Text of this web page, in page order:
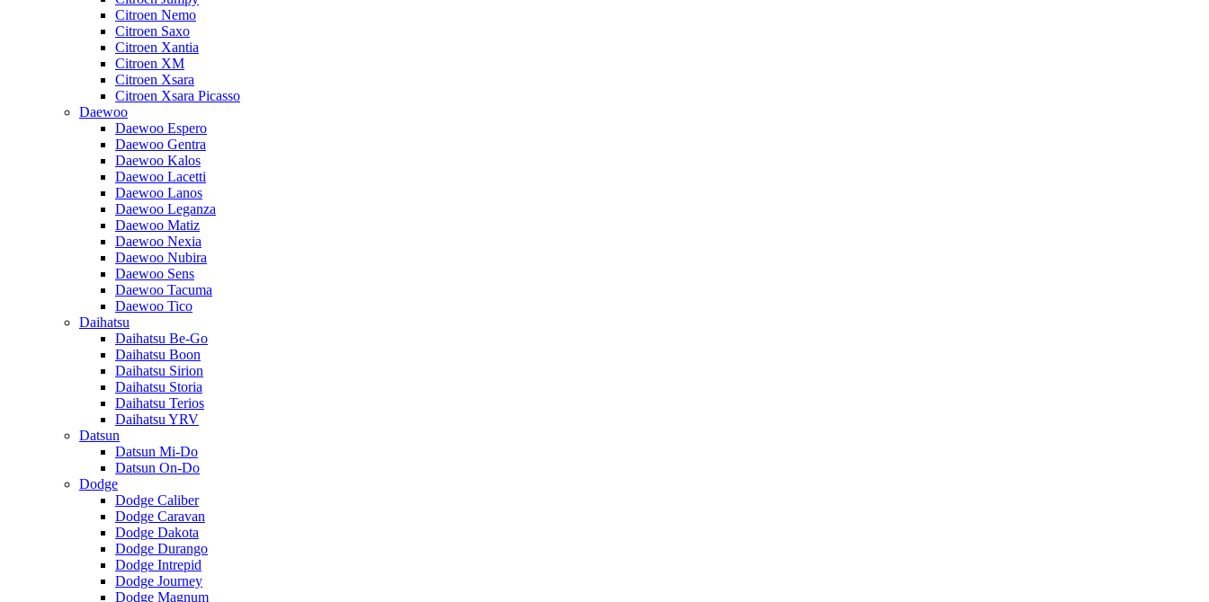
Citroen Nemo
Citroen Saxo
Citroen Xantia
Citroen XM
Citroen Xsara
Citroen Xsara Picasso
Daewoo
Daewoo Espero
Daewoo Gentra
Daewoo Kalos
Daewoo Lacetti
Daewoo Lanos
Daewoo Leganza
Daewoo Matiz
Daewoo Nexia
Daewoo Nubira
Daewoo Sens
Daewoo Tacuma
Daewoo Tico
Daihatsu
Daihatsu Be-Go
Daihatsu Boon
Daihatsu Sirion
Daihatsu Storia
Daihatsu Terios
Daihatsu YRV
Datsun
Datsun Mi-Do
Datsun On-Do
Dodge
Dodge Caliber
Dodge Caravan
Dodge Dakota
Dodge Durango
Dodge Intrepid
Dodge Journey
Dodge Magnum